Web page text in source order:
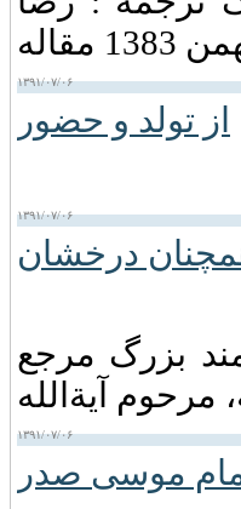
۱۳۹۱/۰۷/۰۶
از تولد و حضور
۱۳۹۱/۰۷/۰۶
درخشان
بزرگ مرجع
۱۳۹۱/۰۷/۰۶
موسی صدر